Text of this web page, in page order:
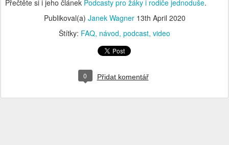
Přečtěte si i jeho článek Podcasty pro žáky i rodiče jednoduše.
Publikoval(a) Janek Wagner 13th April 2020
Štítky: FAQ návod podcast video
0 Přidat komentář